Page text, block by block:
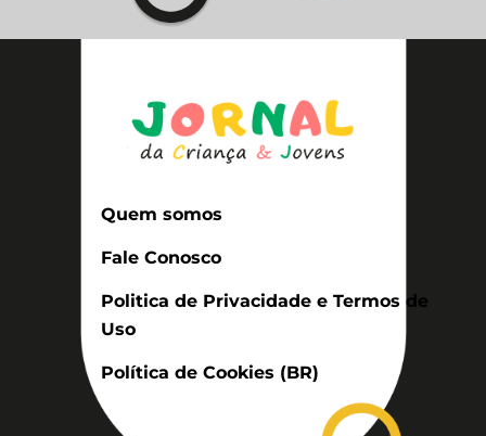
Quem somos
Fale Conosco
Politica de Privacidade e Termos de
Uso
Política de Cookies (BR)